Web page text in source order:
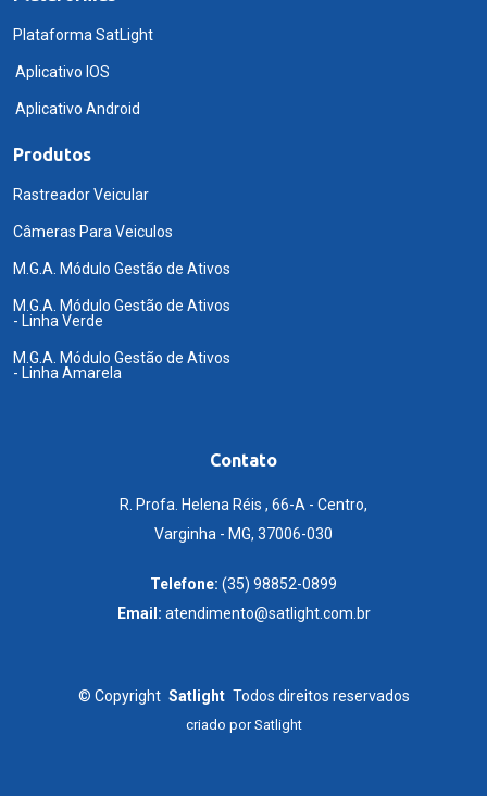
Plataforma SatLight
Aplicativo IOS
Aplicativo Android
Produtos
Rastreador Veicular
Câmeras Para Veiculos
M.G.A. Módulo Gestão de Ativos
M.G.A. Módulo Gestão de Ativos
- Linha Verde
M.G.A. Módulo Gestão de Ativos
- Linha Amarela
Contato
R. Profa. Helena Réis , 66-A - Centro,
Varginha - MG, 37006-030
Telefone: (35) 98852-0899
Email: atendimento@satlight.com.br
© Copyright Satlight Todos direitos reservados
criado porSatlight